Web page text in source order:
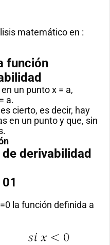
matemático en :
función
un punto x = a,
a.
cierto, es decir, hay
en un punto y que, sin
derivabilidad
la función definida a